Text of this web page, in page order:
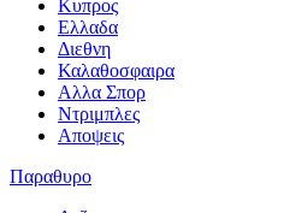
Κυπρος
Ελλαδα
Διεθνη
Καλαθοσφαιρα
Αλλα Σπορ
Ντριμπλες
Αποψεις
Παραθυρο